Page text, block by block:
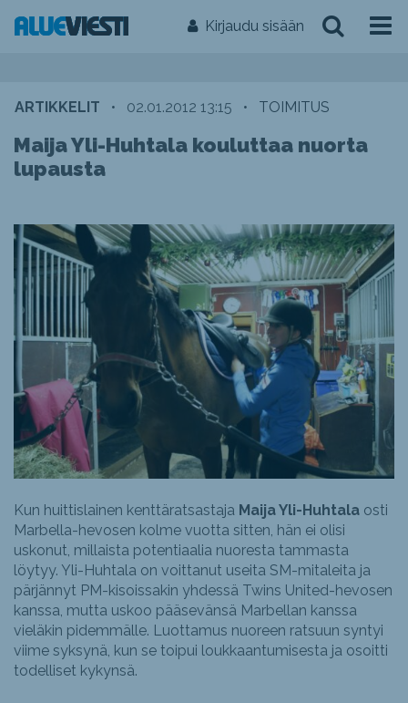
Kirjaudu sisään
ARTIKKELIT • 02.01.2012 13:15 • TOIMITUS
Maija Yli-Huhtala kouluttaa nuorta
lupausta
Kun huittislainen kenttäratsastaja Maija Yli-Huhtala osti
Marbella-hevosen kolme vuotta sitten, hän ei olisi
uskonut, millaista potentiaalia nuoresta tammasta
löytyy. Yli-Huhtala on voittanut useita SM-mitaleita ja
pärjännyt PM-kisoissakin yhdessä Twins United-hevosen
kanssa, mutta uskoo pääsevänsä Marbellan kanssa
vieläkin pidemmälle. Luottamus nuoreen ratsuun syntyi
viime syksynä, kun se toipui loukkaantumisesta ja osoitti
todelliset kykynsä.